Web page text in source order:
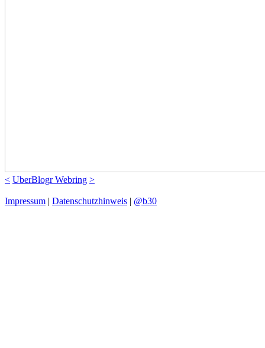
< UberBlogr Webring >
Impressum Datenschutzhinweis @b30